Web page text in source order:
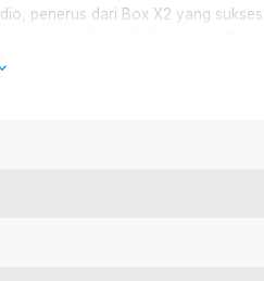
penerus dari Box X2 yang
digunakan untuk melakukan
audio lainnya.